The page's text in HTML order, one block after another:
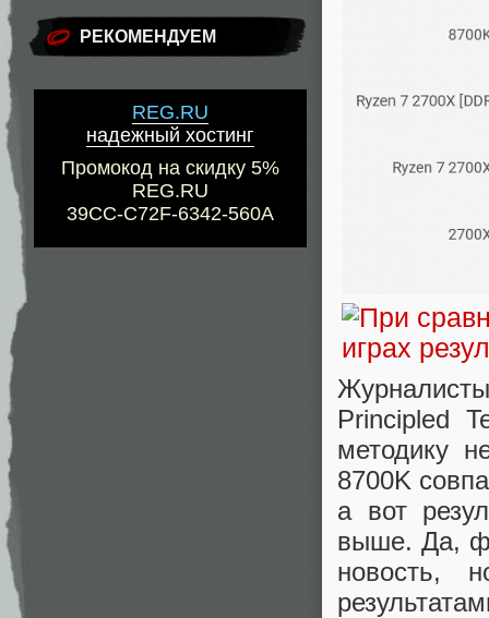
РЕКОМЕНДУЕМ
REG.RU
надежный хостинг
Промокод на скидку 5%
REG.RU
39CC-C72F-6342-560A
Principled
методику
8700K
а вот
выше. Да,
новость,